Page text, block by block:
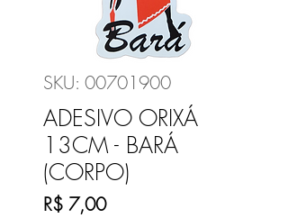
SKU: 00701900
ADESIVO ORIXÁ
13CM - BARÁ
(CORPO)
R$ 7,00Preço